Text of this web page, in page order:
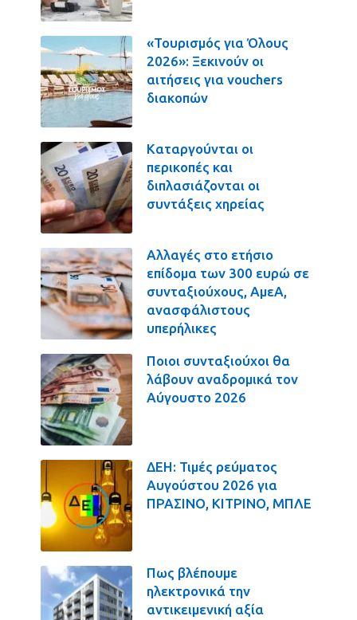
«Τουρισμός για Όλους
2026»: Ξεκινούν οι
αιτήσεις για vouchers
διακοπών
Καταργούνται οι
περικοπές και
διπλασιάζονται οι
συντάξεις χηρείας
Αλλαγές στο ετήσιο
επίδομα των 300 ευρώ σε
συνταξιούχους, ΑμεΑ,
ανασφάλιστους
υπερήλικες
Ποιοι συνταξιούχοι θα
λάβουν αναδρομικά τον
Αύγουστο 2026
ΔΕΗ: Τιμές ρεύματος
Αυγούστου 2026 για
ΠΡΑΣΙΝΟ, ΚΙΤΡΙΝΟ, ΜΠΛΕ
Πως βλέπουμε
ηλεκτρονικά την
αντικειμενική αξία